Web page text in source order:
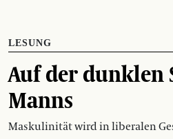
LESUNG
Auf der dunklen
Manns
Maskulinität wird in liberalen